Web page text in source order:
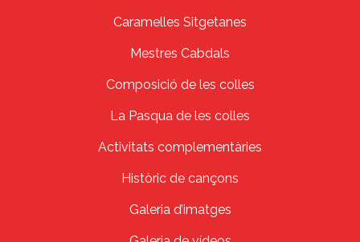
Caramelles Sitgetanes
Mestres Cabdals
Composició de les colles
La Pasqua de les colles
Activitats complementàries
Històric de cançons
Galeria d’imatges